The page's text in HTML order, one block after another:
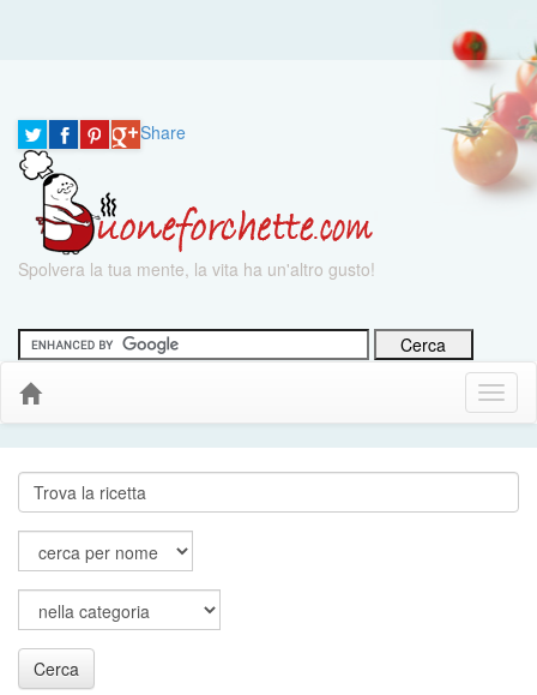
Share
Spolvera la tua mente, la vita ha un'altro gusto!
Menu
Down
Cerca
Cerca